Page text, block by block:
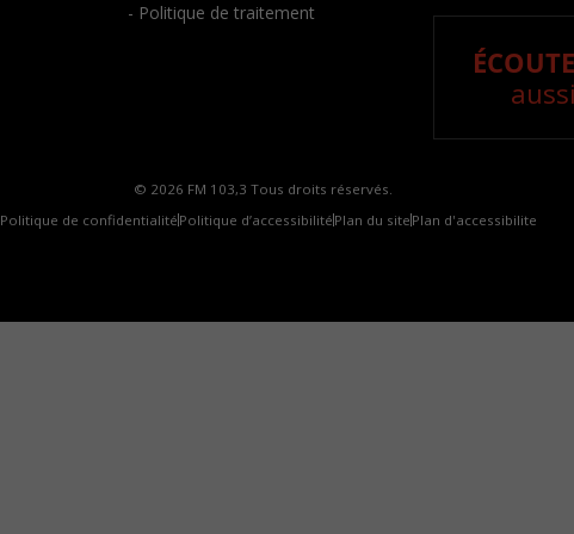
- Politique de traitement
© 2026 FM 103,3 Tous droits réservés.
Politique de confidentialité Politique d’accessibilité Plan du site Plan d'accessibilite